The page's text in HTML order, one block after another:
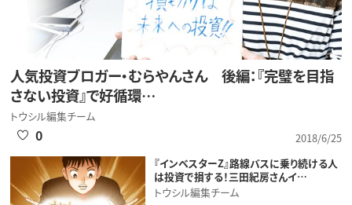
人気投資ブロガー・むらやんさん 後編：『完璧を目指
さない投資』で好循環…
トウシル編集チーム
2018/6/25
0
『インベスターZ』路線バスに乗り続ける人
は投資で損する！三田紀房さんイ…
トウシル編集チーム